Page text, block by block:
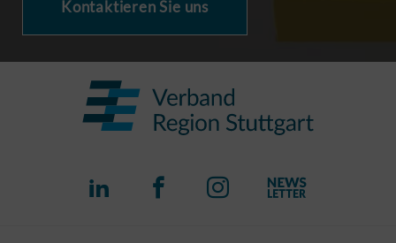
Kontaktieren Sie uns